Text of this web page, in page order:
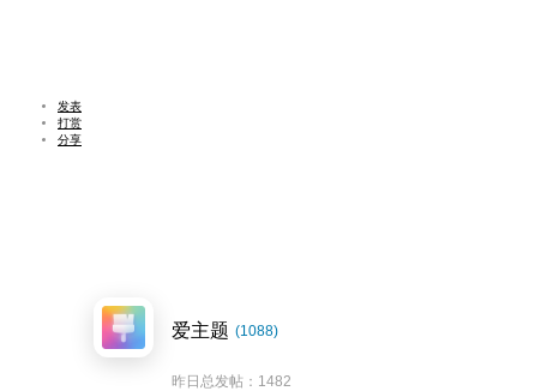
发表
打赏
分享
爱主题 (1088)
昨日总发帖：1482